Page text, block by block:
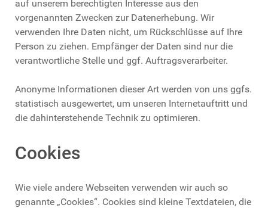
auf unserem berechtigten Interesse aus den
vorgenannten Zwecken zur Datenerhebung. Wir
verwenden Ihre Daten nicht, um Rückschlüsse auf Ihre
Person zu ziehen. Empfänger der Daten sind nur die
verantwortliche Stelle und ggf. Auftragsverarbeiter.
Anonyme Informationen dieser Art werden von uns ggfs.
statistisch ausgewertet, um unseren Internetauftritt und
die dahinterstehende Technik zu optimieren.
Cookies
Wie viele andere Webseiten verwenden wir auch so
genannte „Cookies“. Cookies sind kleine Textdateien, die